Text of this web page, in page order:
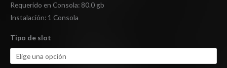
Requerido en Consola: 80.0 gb
Instalación: 1 Consola
Tipo de slot